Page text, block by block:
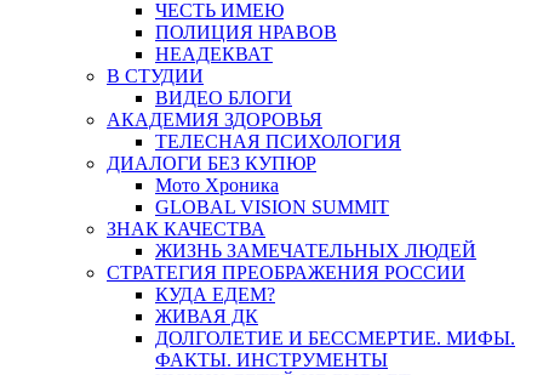
ЧЕСТЬ ИМЕЮ
ПОЛИЦИЯ НРАВОВ
НЕАДЕКВАТ
В СТУДИИ
ВИДЕО БЛОГИ
АКАДЕМИЯ ЗДОРОВЬЯ
ТЕЛЕСНАЯ ПСИХОЛОГИЯ
ДИАЛОГИ БЕЗ КУПЮР
Мото Хроника
GLOBAL VISION SUMMIT
ЗНАК КАЧЕСТВА
ЖИЗНЬ ЗАМЕЧАТЕЛЬНЫХ ЛЮДЕЙ
СТРАТЕГИЯ ПРЕОБРАЖЕНИЯ РОССИИ
КУДА ЕДЕМ?
ЖИВАЯ ДК
ДОЛГОЛЕТИЕ И БЕССМЕРТИЕ. МИФЫ.
ФАКТЫ. ИНСТРУМЕНТЫ